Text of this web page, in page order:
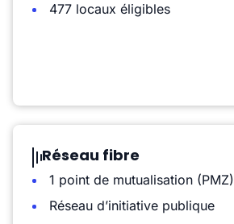
477 locaux éligibles
Réseau fibre
1 point de mutualisation (PMZ)
Réseau d’initiative publique